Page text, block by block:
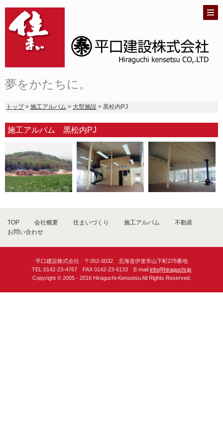
夢をかたちに。
トップ> 施工アルバム > 大型施設 > 黒松内PJ
施工アルバム 黒松内PJ
TOP 会社概要 住まいづくり 施工アルバム
不動産
お問い合わせ
平口建設株式会社 〒052-0032 北海道伊達市山下町275番地
TEL 0142-23-4767 FAX 0142-23-6133 E-mail info@hiraguchi.jp
Copyright © 2005 - 2016 Hiraguchi-Kensetsu All Rights Reserved.